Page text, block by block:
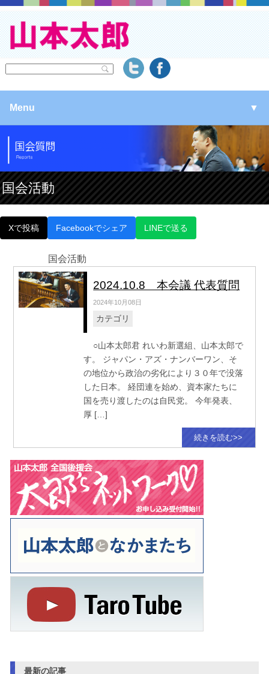
Menu ▼
▼
▼
▼
国会活動
Xで投稿 Facebookでシェア LINEで送る
国会活動
2024.10.8 本会議 代表質問
2024年10月08日
カテゴリ
○山本太郎君 れいわ新選組、山本太郎で
す。 ジャパン・アズ・ナンバーワン、そ
の地位から政治の劣化により３０年で没落
した日本。 経団連を始め、資本家たちに
国を売り渡したのは自民党。 今年発表、
厚 […]
続きを読む>>
最新の記事